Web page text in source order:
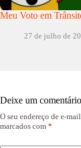
Meu Voto em
27 de julho de
Deixe um comentário
O seu endereço de e-
marcados com *